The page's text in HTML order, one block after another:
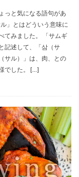
っと気になる語句があ
」とはどういう意味に
てみました。 「サムギ
記述して、「삼（サ
サル）」は、肉、との
でした。 […]